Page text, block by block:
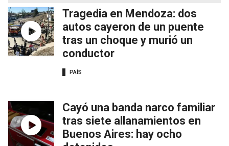
Tragedia en Mendoza: dos
autos cayeron de un puente
tras un choque y murió un
conductor
PAÍS
Cayó una banda narco familiar
tras siete allanamientos en
Buenos Aires: hay ocho